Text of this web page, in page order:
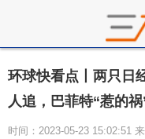
环球快看点丨两只日
人追，巴菲特“惹的祸
时间：2023-05-23 15:02:51